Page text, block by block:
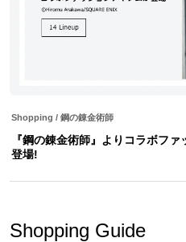
Shopping / 鋼の錬金術師
『鋼の錬金術師』よりコラボフ
登場!
Shopping Guide